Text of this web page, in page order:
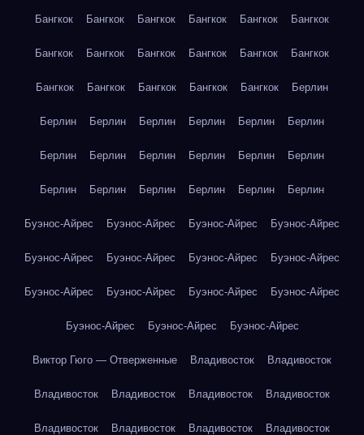
Бангкок Бангкок Бангкок Бангкок Бангкок Бангкок
Бангкок Бангкок Бангкок Бангкок Бангкок Бангкок
Бангкок Бангкок Бангкок Бангкок Бангкок Берлин
Берлин Берлин Берлин Берлин Берлин Берлин
Берлин Берлин Берлин Берлин Берлин Берлин
Берлин Берлин Берлин Берлин Берлин Берлин
Буэнос-Айрес Буэнос-Айрес Буэнос-Айрес Буэнос-Айрес
Буэнос-Айрес Буэнос-Айрес Буэнос-Айрес Буэнос-Айрес
Буэнос-Айрес Буэнос-Айрес Буэнос-Айрес Буэнос-Айрес
Буэнос-Айрес Буэнос-Айрес Буэнос-Айрес
Виктор Гюго — Отверженные Владивосток Владивосток
Владивосток Владивосток Владивосток Владивосток
Владивосток Владивосток Владивосток Владивосток